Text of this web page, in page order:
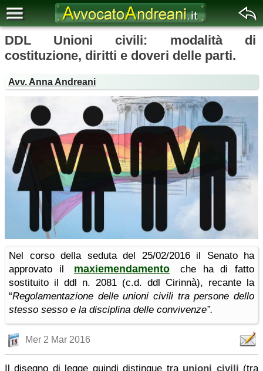
DDL Unioni civili: modalità di
costituzione, diritti e doveri delle parti.
Avv. Anna Andreani
Nel corso della seduta del 25/02/2016 il Senato ha
approvato il
maxiemendamento
che ha di fatto
sostituito il ddl n. 2081 (c.d. ddl Cirinnà), recante la
“Regolamentazione delle unioni civili tra persone dello
stesso sesso e la disciplina delle convivenze”.
Mer 2 Mar 2016
Il disegno di legge quindi distingue traunioni civili (tra